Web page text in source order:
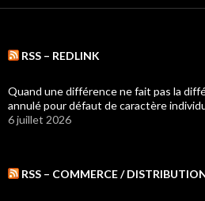
RSS – REDLINK
Quand une différence ne fait pas la
annulé pour défaut de caractère
6 juillet 2026
RSS – COMMERCE /